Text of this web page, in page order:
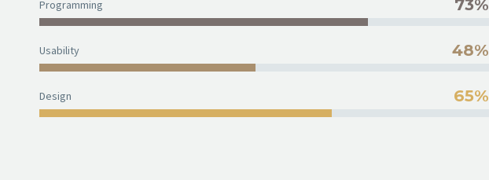
Programming 73%
Usability 48%
Design 65%